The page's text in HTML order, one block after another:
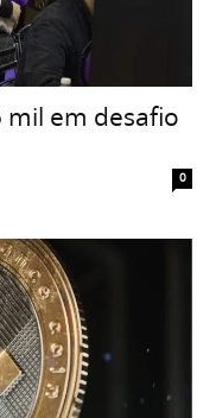
mil em desafio
0